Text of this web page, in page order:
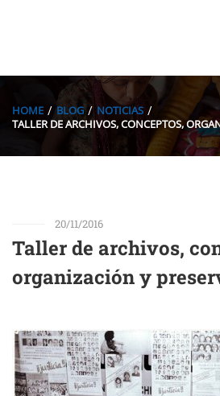
HOME BLOG
NOTICIAS
TALLER DE ARCHIVOS, CONCEPTOS,
20/11/2016
Taller de archivos,
organización y